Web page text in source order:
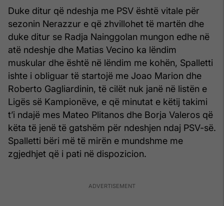
Duke ditur që ndeshja me PSV është vitale për
sezonin Nerazzur e që zhvillohet të martën dhe
duke ditur se Radja Nainggolan mungon edhe në
atë ndeshje dhe Matias Vecino ka lëndim
muskular dhe është në lëndim me kohën, Spalletti
ishte i obliguar të startojë me Joao Marion dhe
Roberto Gagliardinin, të cilët nuk janë në listën e
Ligës së Kampionëve, e që minutat e këtij takimi
t’i ndajë mes Mateo Plitanos dhe Borja Valeros që
këta të jenë të gatshëm për ndeshjen ndaj PSV-së.
Spalletti bëri më të mirën e mundshme me
zgjedhjet që i pati në dispozicion.